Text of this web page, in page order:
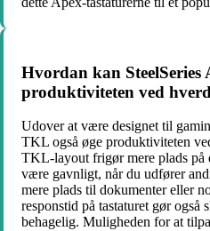
Hvordan kan
produktiviteten ved
Udover at være designet til
TKL også øge produktiviteten
TKL-layout frigør mere plads på
være gavnligt, når du udfører
mere plads til dokumenter eller
responstid på tastaturet gør
behagelig. Muligheden for at